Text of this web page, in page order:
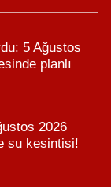
5 Ağustos
planlı
2026
su kesintisi!